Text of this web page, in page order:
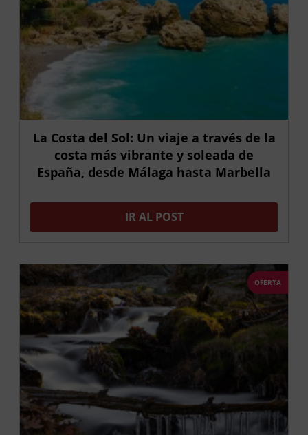
La Costa del Sol: Un viaje a través de la
costa más vibrante y soleada de
España, desde Málaga hasta Marbella
IR AL POST
OFERTA